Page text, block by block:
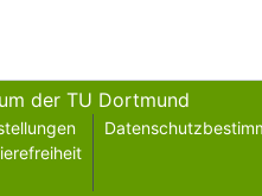
der TU Dortmund